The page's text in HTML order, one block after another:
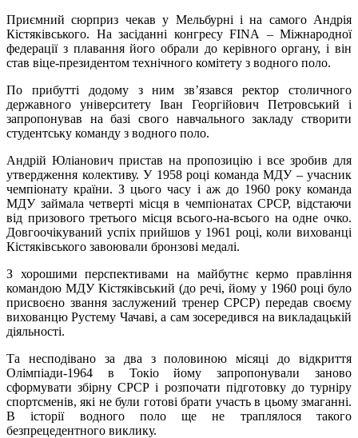
Приємний сюрприз чекав у Мельбурні і на самого Андрія
Кістяківського. На засіданні конгресу FINА – Міжнародної
федерації з плавання його обрали до керівного органу, і він
став віце-президентом технічного комітету з водного поло.
По прибутті додому з ним зв’язався ректор столичного
державного університету Іван Георгійович Петровський і
запропонував на базі свого навчального закладу створити
студентську команду з водного поло.
Андрій Юліанович пристав на пропозицію і все зробив для
утвердження колективу. У 1958 році команда МДУ – учасник
чемпіонату країни. З цього часу і аж до 1960 року команда
МДУ займала четверті місця в чемпіонатах СРСР, відстаючи
від призового третього місця всього-на-всього на одне очко.
Довгоочікуваний успіх прийшов у 1961 році, коли вихованці
Кістяківського завоювали бронзові медалі.
З хорошими перспективами на майбутнє кермо правління
командою МДУ Кістяківський (до речі, йому у 1960 році було
присвоєно звання заслужений тренер СРСР) передав своєму
вихованцю Рустему Чачаві, а сам зосередився на викладацькій
діяльності.
Та несподівано за два з половиною місяці до відкриття
Олімпіади-1964 в Токіо йому запропонували заново
сформувати збірну СРСР і розпочати підготовку до турніру
спортсменів, які не були готові брати участь в цьому змаганні.
В історії водного поло ще не траплялося такого
безпрецедентного виклику.